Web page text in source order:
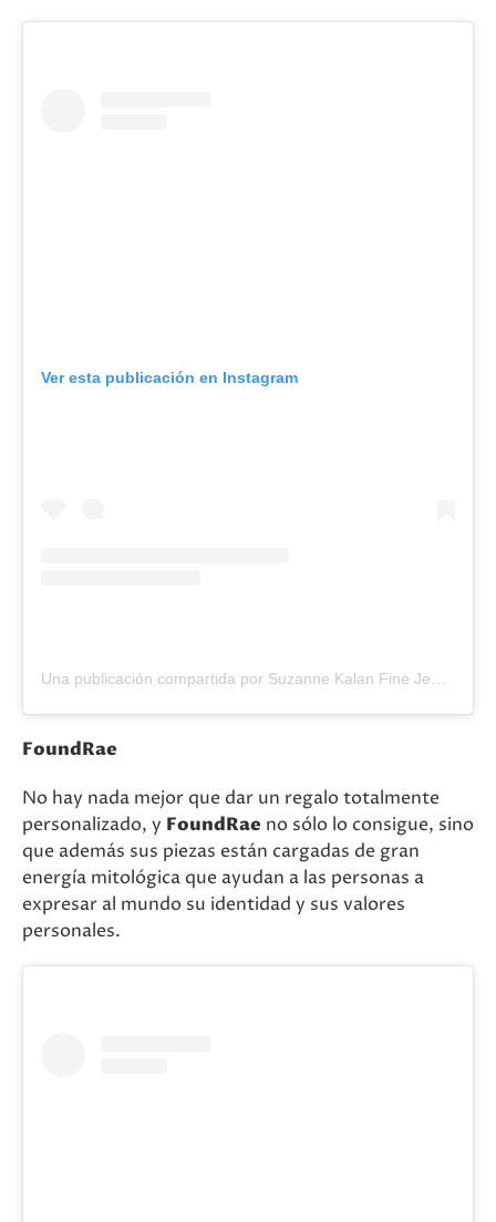
Ver esta publicación en Instagram
FoundRae
No hay nada mejor que dar un regalo totalmente
personalizado, y FoundRae no sólo lo consigue, sino
que además sus piezas están cargadas de gran
energía mitológica que ayudan a las personas a
expresar al mundo su identidad y sus valores
personales.